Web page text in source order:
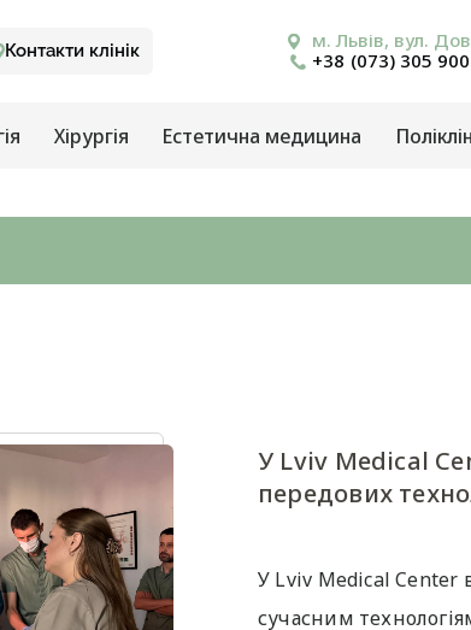
Контакти клінік
м. Львів, вул.
+38 (073) 305
Хірургія Естетична медицина
У Lviv Medical
передових
У Lviv Medical Center
сучасним